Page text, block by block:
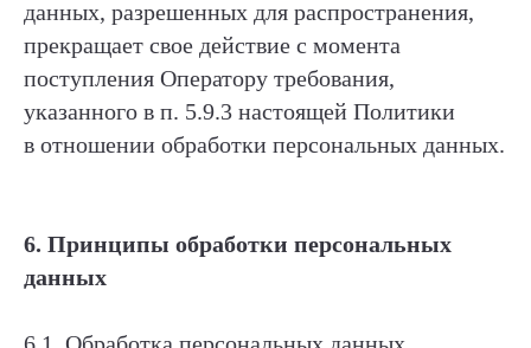
данных, разрешенных для распространения,
прекращает свое действие с момента
поступления Оператору требования,
указанного в п. 5.9.3 настоящей Политики
в отношении обработки персональных данных.
6. Принципы обработки персональных
данных